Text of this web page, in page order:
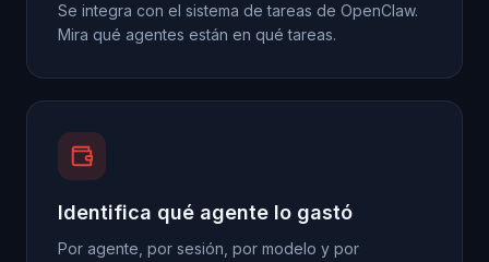
Se integra con el sistema de tareas de OpenClaw.
Mira qué agentes están en qué tareas.
Identifica qué agente lo gastó
Por agente, por sesión, por modelo y por